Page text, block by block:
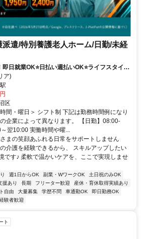
遣/特別養護老人ホーム/日勤/未経
日就業OK⭐️日払い週払いOK⭐️ライフスタイル
ア)
区
間・曜日＞ シフト制 下記は勤務時間例になり
企業によって異なります。 【日勤】08:00-
翌10:00 実働時間や曜...
さまの笑顔あふれる日常をサポートしません
介護を経験できるから、 スキルアップしたい
です♪ 柔軟で温かいケアを、ここで実現しませ
週1日からOK 副業・WワークOK
土日祝のみOK
援あり 長期 フリーター歓迎
産休・育休取得実績あり
自由 大量募集 学歴不問 車通勤OK
即日勤務OK
験者歓迎
ト